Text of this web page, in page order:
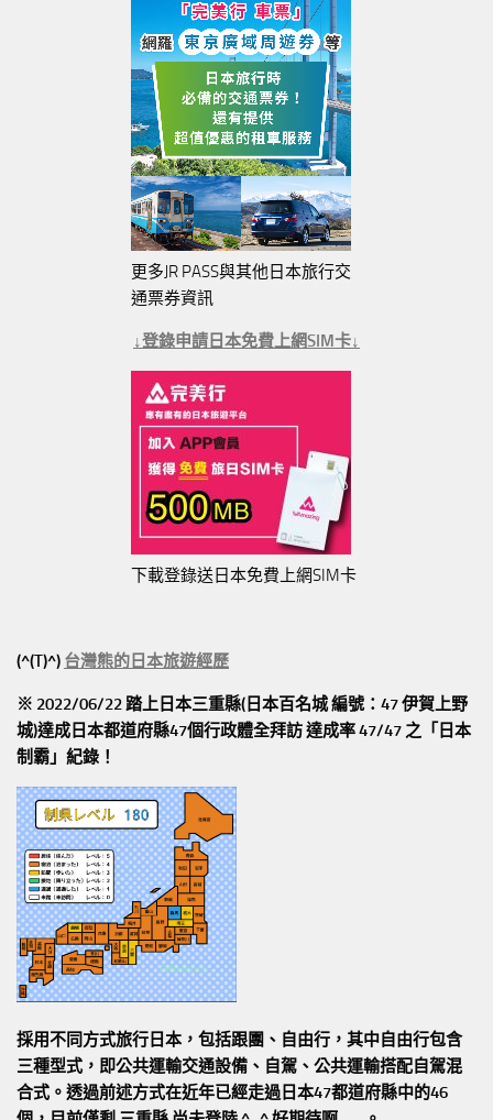
更多JR PASS與其他日本旅行交
通票券資訊
↓登錄申請日本免費上網SIM卡↓
下載登錄送日本免費上網SIM卡
(^(T)^) 台灣熊的日本旅遊經歷
※ 2022/06/22 踏上日本三重縣(日本百名城 編號：47 伊賀上野
城)達成日本都道府縣47個行政體全拜訪達成率 47/47 之「日本
制霸」紀錄！
採用不同方式旅行日本，包括跟團、自由行，其中自由行包含
三種型式，即公共運輸交通設備、自駕、公共運輸搭配自駕混
合式。透過前述方式在近年已經走過日本47都道府縣中的46